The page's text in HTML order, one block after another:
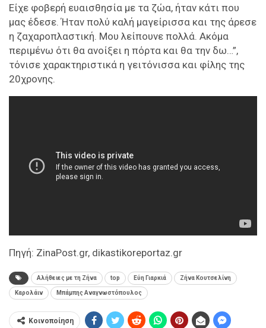
Είχε φοβερή ευαισθησία με τα ζώα, ήταν κάτι που
μας έδεσε. Ήταν πολύ καλή μαγείρισσα και της άρεσε
η ζαχαροπλαστική. Μου λείπουνε πολλά. Ακόμα
περιμένω ότι θα ανοίξει η πόρτα και θα την δω…”,
τόνισε χαρακτηριστικά η γειτόνισσα και φίλης της
20χρονης.
Πηγή: ZinaPost.gr, dikastikoreportaz.gr
Aλήθειες με τη Ζήνα top Εύη Γιαρκιά Ζήνα Κουτσελίνη
Καρολάιν Μπάμπης Αναγνωστόπουλος
Κοινοποίηση